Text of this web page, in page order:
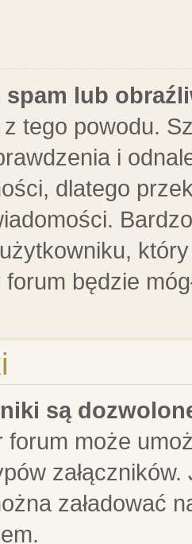
spam lub
tego powodu.
i
dlatego
będzie
są
forum może
załadować